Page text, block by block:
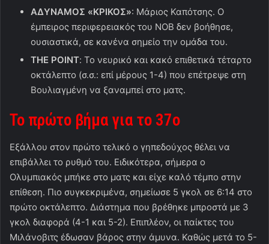
ΑΔΥΝΑΜΟΣ «ΚΡΙΚΟΣ»: Μάριος Καπότσης. Ο
έμπειρος περιφερειακός του ΝΟΒ δεν βοήθησε,
ουσιαστικά, σε κανένα σημείο την ομάδα του.
THE POINT: Το νευρικό και κακό επιθετικά τέταρτο
οκτάλεπτο (σ.σ.: επί μέρους 1-4) που επέτρεψε στη
Βουλιαγμένη να ξαναμπεί στο ματς.
Το πρώτο βήμα για το 37ο
Εξάλλου στον πρώτο τελικό ο γηπεδούχος θέλει να
επιβάλλει το ρυθμό του. Ειδικότερα, σήμερα ο
Ολυμπιακός μπήκε στο ματς και είχε καλό τέμπο στην
επίθεση. Πιο συγκεκριμένα, σημείωσε 5 γκολ σε 6:14 στο
πρώτο οκτάλεπτο. Διάστημα που βρέθηκε μπροστά με 3
γκολ διαφορά (4-1 και 5-2). Επιπλέον, οι παίκτες του
Μιλάνοβιτς έδωσαν βάρος στην άμυνα. Καθώς μετά το 5-